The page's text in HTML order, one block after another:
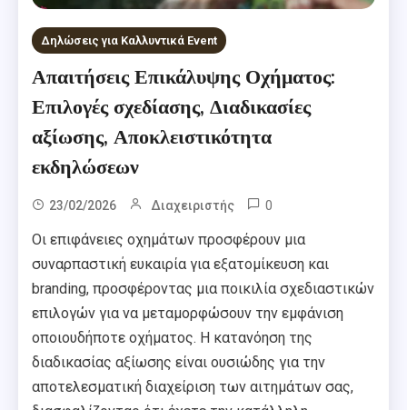
Δηλώσεις για Καλλυντικά Event
Απαιτήσεις Επικάλυψης Οχήματος:
Επιλογές σχεδίασης, Διαδικασίες
αξίωσης, Αποκλειστικότητα
εκδηλώσεων
23/02/2026 Διαχειριστής 0
Οι επιφάνειες οχημάτων προσφέρουν μια
συναρπαστική ευκαιρία για εξατομίκευση και
branding, προσφέροντας μια ποικιλία σχεδιαστικών
επιλογών για να μεταμορφώσουν την εμφάνιση
οποιουδήποτε οχήματος. Η κατανόηση της
διαδικασίας αξίωσης είναι ουσιώδης για την
αποτελεσματική διαχείριση των αιτημάτων σας,